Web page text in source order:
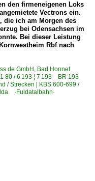
den firmeneigenen Loks
Vectrons ein.
die ich am Morgen des
bei Odensachsen im
Bei dieser Leistung
Rbf nach
GmbH, Bad Honnef
80 / 6 193 ¦ 7 193 BR 193
/ Strecken | KBS 600-699 /
·Fuldatalbahn·